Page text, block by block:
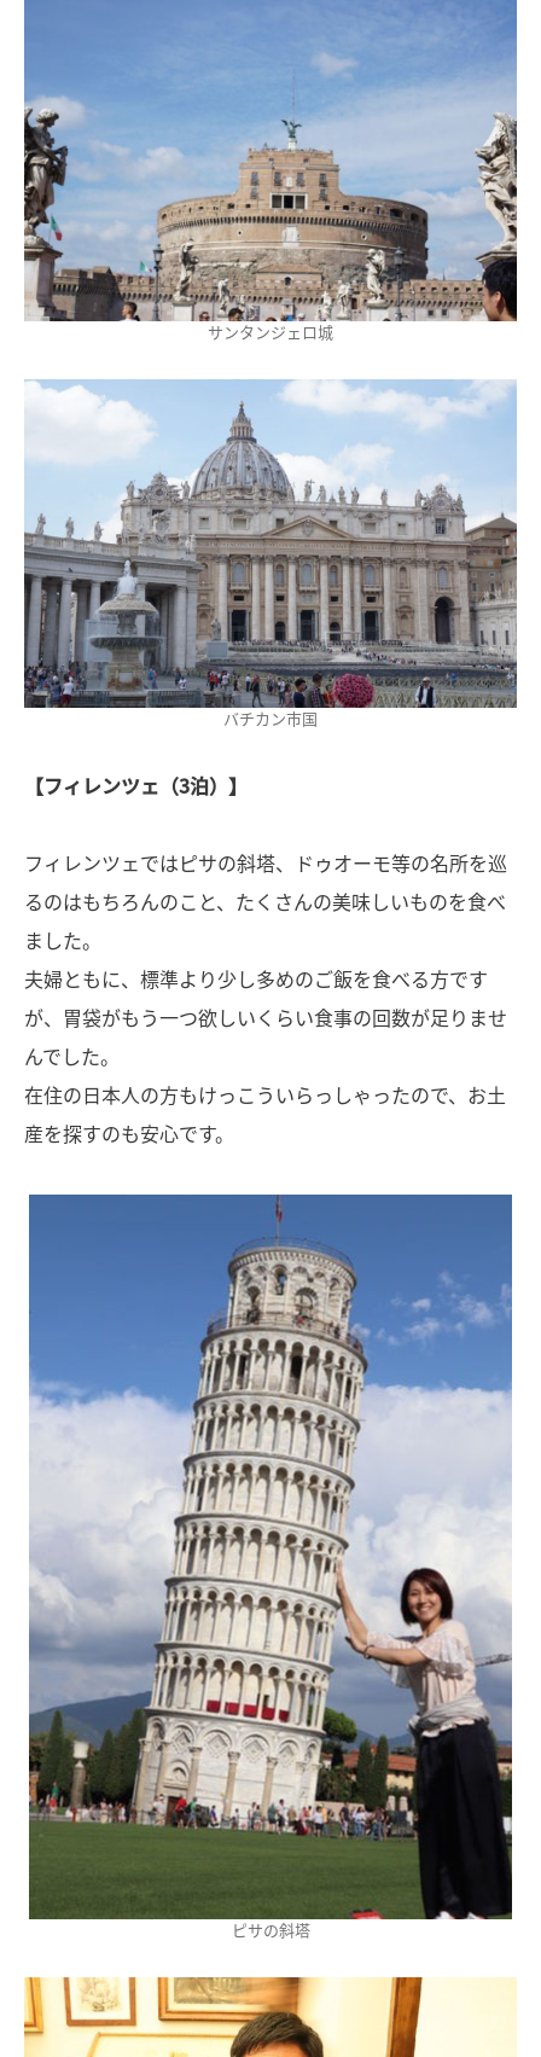
サンタンジェロ城
バチカン市国
【フィレンツェ（3泊）】
フィレンツェではピサの斜塔、ドゥオーモ等の名所を巡
るのはもちろんのこと、たくさんの美味しいものを食べ
ました。
夫婦ともに、標準より少し多めのご飯を食べる方です
が、胃袋がもう一つ欲しいくらい食事の回数が足りませ
んでした。
在住の日本人の方もけっこういらっしゃったので、お土
産を探すのも安心です。
ピサの斜塔